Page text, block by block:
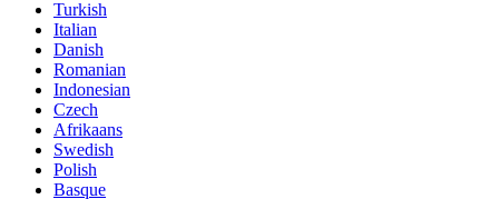
Turkish
Italian
Danish
Romanian
Indonesian
Czech
Afrikaans
Swedish
Polish
Basque